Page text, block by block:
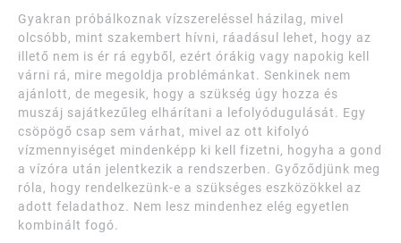
Gyakran próbálkoznak vízszereléssel házilag, mivel
olcsóbb, mint szakembert hívni, ráadásul lehet, hogy az
illető nem is ér rá egyből, ezért órákig vagy napokig kell
várni rá, mire megoldja problémánkat. Senkinek nem
ajánlott, de megesik, hogy a szükség úgy hozza és
muszáj sajátkezűleg elhárítani a lefolyódugulását. Egy
csöpögő csap sem várhat, mivel az ott kifolyó
vízmennyiséget mindenképp ki kell fizetni, hogyha a gond
a vízóra után jelentkezik a rendszerben. Győződjünk meg
róla, hogy rendelkezünk-e a szükséges eszközökkel az
adott feladathoz. Nem lesz mindenhez elég egyetlen
kombinált fogó.